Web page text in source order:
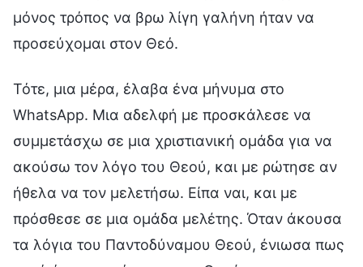
μόνος τρόπος να βρω λίγη γαλήνη ήταν να
προσεύχομαι στον Θεό.
Τότε, μια μέρα, έλαβα ένα μήνυμα στο
WhatsApp. Μια αδελφή με προσκάλεσε να
συμμετάσχω σε μια χριστιανική ομάδα για να
ακούσω τον λόγο του Θεού, και με ρώτησε αν
ήθελα να τον μελετήσω. Είπα ναι, και με
πρόσθεσε σε μια ομάδα μελέτης. Όταν άκουσα
τα λόγια του Παντοδύναμου Θεού, ένιωσα πως